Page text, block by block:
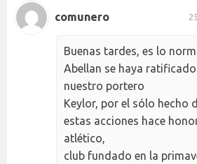
comunero
Buenas tardes, es lo
Abellan se haya
nuestro portero
Keylor, por el sólo hecho
estas acciones hace
atlético,
club fundado en la